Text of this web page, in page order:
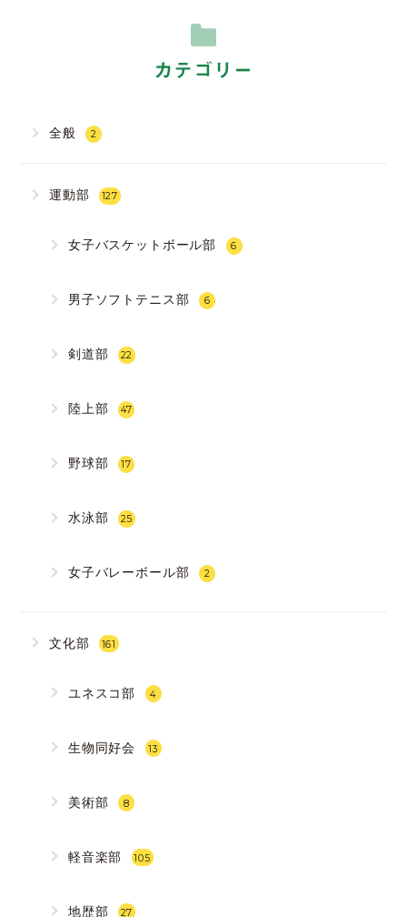
カテゴリー
全般 2
運動部 127
女子バスケットボール部 6
男子ソフトテニス部 6
剣道部 22
陸上部 47
野球部 17
水泳部 25
女子バレーボール部 2
文化部 161
ユネスコ部 4
生物同好会 13
美術部 8
軽音楽部 105
地歴部 27